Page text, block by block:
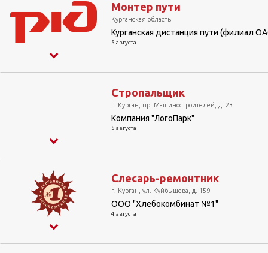
Монтер пути
Курганская область
Курганская дистанция пути (филиал
5 августа
Стропальщик
г. Курган, пр. Машиностроителей, д. 23
Компания "ЛогоПарк"
5 августа
Слесарь-ремонтник
г. Курган, ул. Куйбышева, д. 159
ООО "Хлебокомбинат №1"
4 августа